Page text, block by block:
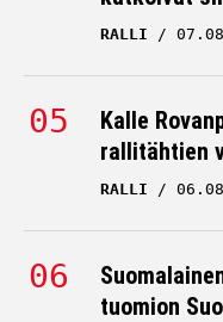
RALLI
Kalle
rallitähtien
RALLI
tuomion